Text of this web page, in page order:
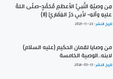
مِن وصيّةِ النَّبيِّ الأعظمِ مُحَمَّدٍ-صلّى اللهُ
عليهِ وآلهِ- لأبي ذرٍّ الغِفَاريِّ (8)
تاريخ النشر :2025-11-23
من وصايا لقمان الحكيم (عليه السلام)
لابنه..الوصية الخامسة
تاريخ النشر :2024-05-15